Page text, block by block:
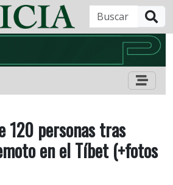
120 personas tras
en el Tíbet (+fotos